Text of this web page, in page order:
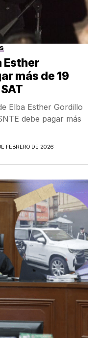
Esther
más de 19
Elba Esther Gordillo
debe pagar más
FEBRERO DE 2026